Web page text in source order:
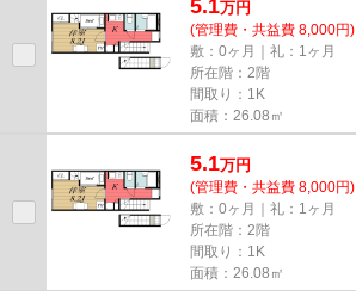
5.1万円
(管理費・共益費 8,000円)
敷：0ヶ月｜礼：1ヶ月
所在階：2階
間取り：1K
面積：26.08㎡
5.1万円
(管理費・共益費 8,000円)
敷：0ヶ月｜礼：1ヶ月
所在階：2階
間取り：1K
面積：26.08㎡